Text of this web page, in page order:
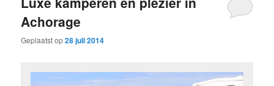
Achorage
Geplaatst op28 juli 2014